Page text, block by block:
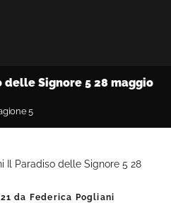
Signore 5 28 maggio
5
Il Paradiso delle Signore 5 28
da Federica Pogliani